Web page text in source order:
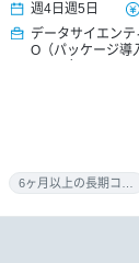
週4日 週5日
データサイエンテ
O（パッケージ導